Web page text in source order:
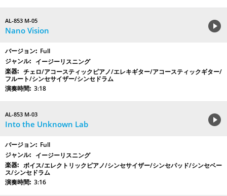
AL-853 M-05
Nano Vision
Full
イージーリスニング
チェロ/アコースティックピアノ/エレキギター/アコースティックギター/
フルート/シンセサイザー/シンセドラム
3:18
AL-853 M-03
Into the Unknown Lab
Full
イージーリスニング
ボイス/エレクトリックピアノ/シンセサイザー/シンセパッド/シンセベー
ス/シンセドラム
3:16